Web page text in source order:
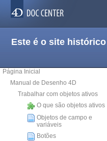
Este é o site
Página Inicial
Manual de Desenho 4D
Trabalhar com objetos ativos
O que são objetos ativos
Objetos de campo e
variáveis
Botões